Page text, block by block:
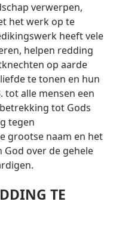
verwerpen,
het werk op te
heeft vele
helpen redding
op aarde
te tonen en hun
tot alle mensen een
tot Gods
tegen
grootse naam en het
God over de gehele
TE